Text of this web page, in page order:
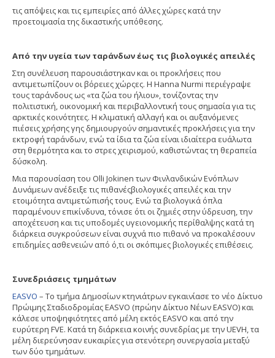
τις απόψεις και τις εμπειρίες από άλλες χώρες κατά την
προετοιμασία της δικαστικής υπόθεσης.
Από την υγεία των ταράνδων έως τις βιολογικές απειλές
Στη συνέλευση παρουσιάστηκαν και οι προκλήσεις που
αντιμετωπίζουν οι βόρειες χώρςες. Η Hanna Nurmi περιέγραψε
τους ταράνδους ως «τα ζώα του ήλιου», τονίζοντας την
πολιτιστική, οικονομική και περιβαλλοντική τους σημασία για τις
αρκτικές κοινότητες. Η κλιματική αλλαγή και οι αυξανόμενες
πιέσεις χρήσης γης δημιουργούν σημαντικές προκλήσεις για την
εκτροφή ταράνδων, ενώ τα ίδια τα ζώα είναι ιδιαίτερα ευάλωτα
στη θερμότητα και το στρες χειρισμού, καθιστώντας τη θεραπεία
δύσκολη.
Μια παρουσίαση του Olli Jokinen των Φινλανδικών Ενόπλων
Δυνάμεων ανέδειξε τις πιθανέςβιολογικές απειλές και την
ετοιμότητα αντιμετώπισής τους. Ενώ τα βιολογικά όπλα
παραμένουν επικίνδυνα, τόνισε ότι οι ζημιές στην ύδρευση, την
αποχέτευση και τις υποδομές υγειονομικής περίθαλψης κατά τη
διάρκεια συγκρούσεων είναι συχνά πιο πιθανό να προκαλέσουν
επιδημίες ασθενειών από ό,τι οι σκόπιμες βιολογικές επιθέσεις.
Συνεδριάσεις τμημάτων
EASVO – Το τμήμα Δημοσίων κτηνιάτρων εγκαινίασε το νέο Δίκτυο
Πρώιμης Σταδιοδρομίας EASVO (πρώην Δίκτυο Νέων EASVO) και
κάλεσε υποψηφιότητες από μέλη εκτός EASVO και από την
ευρύτερη FVE. Κατά τη διάρκεια κοινής συνεδρίας με την UEVH, τα
μέλη διερεύνησαν ευκαιρίες για στενότερη συνεργασία μεταξύ
των δύο τμημάτων.